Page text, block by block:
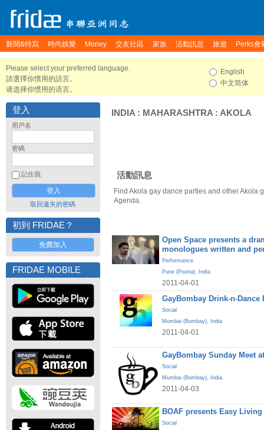
新聞&特寫 時尚娛樂 Money 交友社區 家族 活動訊息 旅遊 Perks會
Please select your preferred language.
請選擇你慣用的語言。
请选择你惯用的语言。
English
中文简体
登入
用戶名
密碼
記住我
取回遺失的密碼
初到 FRIDAE？
免費加入
FRIDAE MOBILE
INDIA : MAHARASHTRA : AKOLA
活動訊息
Find Akola gay dance parties and other Akola
Agenda.
Open Space presents a
monologues written and
Performance
Pune (Poona), India
2011-04-01
GayBombay Drink-n-Dance
Social
Mumbai (Bombay), India
2011-04-01
GayBombay Sunday Meet
Social
Mumbai (Bombay), India
2011-04-03
BOAF presents Easy
Social